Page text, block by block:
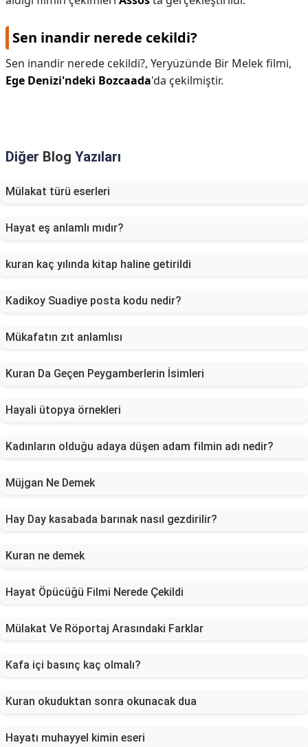
Sen inandir nerede cekildi?
Sen inandir nerede cekildi?, Yeryüzünde Bir Melek filmi,
Ege Denizi'ndeki Bozcaada'da çekilmiştir.
Diğer Blog Yazıları
Mülakat türü eserleri
Hayat eş anlamlı mıdır?
kuran kaç yılında kitap haline getirildi
Kadikoy Suadiye posta kodu nedir?
Mükafatın zıt anlamlısı
Kuran Da Geçen Peygamberlerin İsimleri
Hayali ütopya örnekleri
Kadınların olduğu adaya düşen adam filmin adı nedir?
Müjgan Ne Demek
Hay Day kasabada barınak nasıl gezdirilir?
Kuran ne demek
Hayat Öpücüğü Filmi Nerede Çekildi
Mülakat Ve Röportaj Arasındaki Farklar
Kafa içi basınç kaç olmalı?
Kuran okuduktan sonra okunacak dua
Hayatı muhayyel kimin eseri